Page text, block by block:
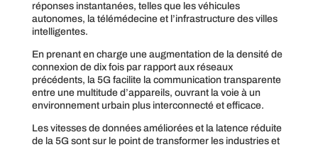
réponses instantanées, telles que les véhicules
autonomes, la télémédecine et l’infrastructure des villes
intelligentes.
En prenant en charge une augmentation de la densité de
connexion de dix fois par rapport aux réseaux
précédents, la 5G facilite la communication transparente
entre une multitude d’appareils, ouvrant la voie à un
environnement urbain plus interconnecté et efficace.
Les vitesses de données améliorées et la latence réduite
de la 5G sont sur le point de transformer les industries et